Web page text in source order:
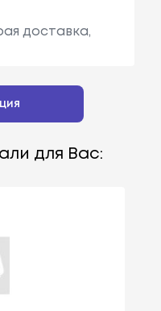
доставка,
для Вас: